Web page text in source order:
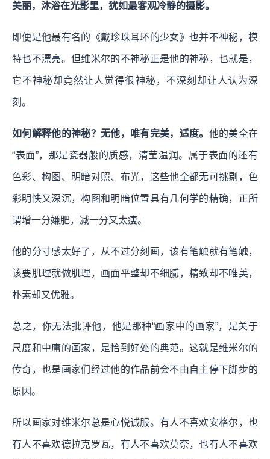
美丽，沐浴在光影里，犹如最客观冷静的摄影。
即便是他最有名的《戴珍珠耳环的少女》也并不神秘，模
特也不漂亮。但维米尔的不神秘正是他的神秘，也就是，
它不神秘却竟然让人觉得很神秘，不深刻却让人认为深
刻。
如何解释他的神秘？无他，唯有完美，适度。 他的美全在
“表面”，那是瓷器般的质感，清莹温润。属于表面的还有
色彩、构图、明暗对照、布光，这些他全都无可挑剔，色
彩明快又深沉，构图和明暗位置具有几何学的精确，正所
谓增一分嫌肥，减一分又太瘦。
他的分寸感太好了，从不过分刻画，该有笔触就有笔触，
该要肌理就做肌理，画面平整却不细腻，精致却不唯美，
朴素却又优雅。
总之，你无法批评他，他是那种“画家中的画家”，是关于
尺度和中庸的画家，是恰到好处的典范。这就是维米尔的
传奇，也是画家们经过他的作品前会不由自主停下脚步的
原因。
所以画家对维米尔总是心悦诚服。有人不喜欢安格尔，也
有人不喜欢德拉克罗瓦，有人不喜欢莫奈，也有人不喜欢